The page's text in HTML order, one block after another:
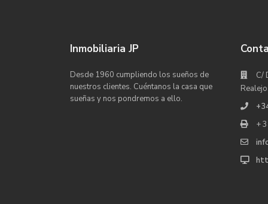
Inmobiliaria JP
Desde 1960 cumpliendo los sueños de
nuestros clientes. Cuéntanos la casa que
sueñas y nos pondremos a ello.
C/
+